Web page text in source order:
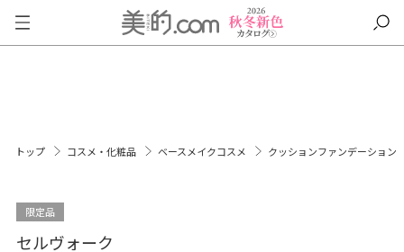
トップ コスメ・化粧品 ベースメイクコスメ クッションファンデーション
限定品
セルヴォーク